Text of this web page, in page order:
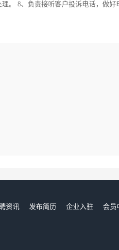
。 8、负责接听客户投诉电话，做
资讯 发布简历 企业入驻 会员